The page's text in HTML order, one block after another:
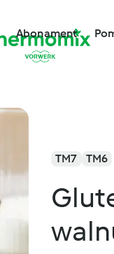
Abonament
TM7 TM6